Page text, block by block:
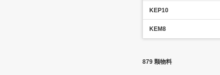
KEP10
KEM8
879 颗物料